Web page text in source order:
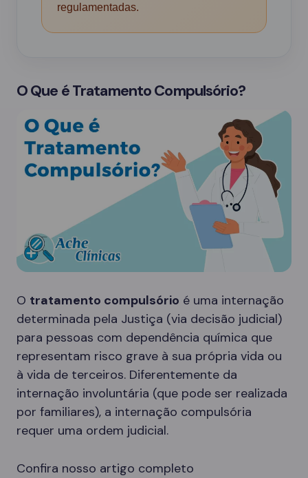
regulamentadas.
O Que é Tratamento Compulsório?
O tratamento compulsório é uma internação
determinada pela Justiça (via decisão judicial)
para pessoas com dependência química que
representam risco grave à sua própria vida ou
à vida de terceiros. Diferentemente da
internação involuntária (que pode ser realizada
por familiares), a internação compulsória
requer uma ordem judicial.
Confira nosso artigo completo